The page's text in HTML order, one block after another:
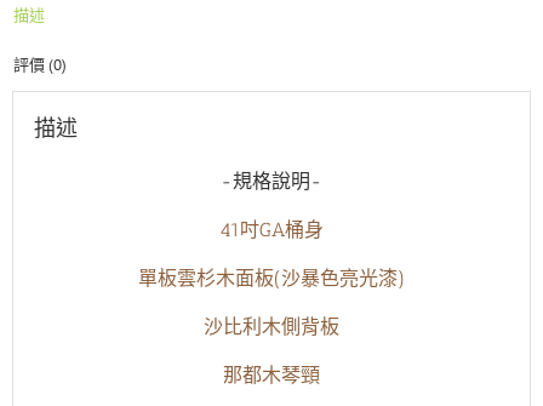
背
描述
評價 (0)
描述
-規格說明-
41吋GA桶身
單板雲杉木面板(沙暴色亮光漆)
沙比利木側背板
那都木琴頸